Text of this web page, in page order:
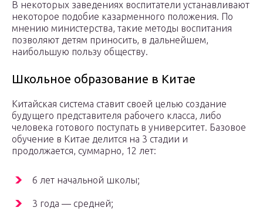
В некоторых заведениях воспитатели устанавливают
некоторое подобие казарменного положения. По
мнению министерства, такие методы воспитания
позволяют детям приносить, в дальнейшем,
наибольшую пользу обществу.
Школьное образование в Китае
Китайская система ставит своей целью создание
будущего представителя рабочего класса, либо
человека готового поступать в университет. Базовое
обучение в Китае делится на 3 стадии и
продолжается, суммарно, 12 лет:
6 лет начальной школы;
3 года — средней;